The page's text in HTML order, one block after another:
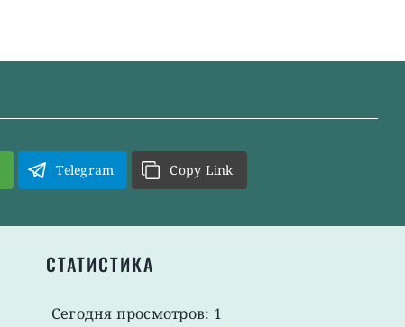
Telegram Copy Link
СТАТИСТИКА
Сегодня просмотров: 1